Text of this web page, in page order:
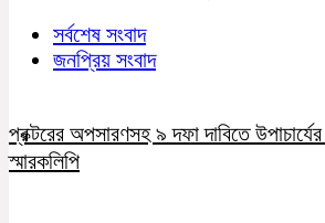
সর্বশেষ সংবাদ
জনপ্রিয় সংবাদ
প্রক্টরের অপসারণসহ ৯ দফা দাবিতে
স্মারকলিপি